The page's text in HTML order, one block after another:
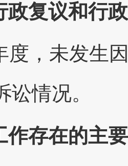
政复议和行
度，未发生
讼情况。
作存在的主